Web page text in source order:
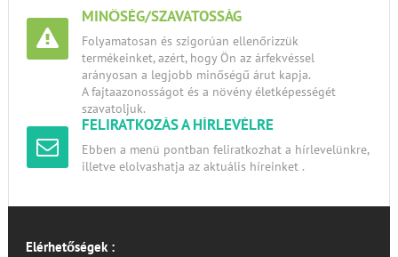
MINŐSÉG/SZAVATOSSÁG
Folyamatosan és szigorúan ellenőrizzük
termékeinket, azért, hogy Ön az árfekvéssel
arányosan a legjobb minőségű árut kapja.
A fajtaazonosságot és a növény életképességét
szavatoljuk.
FELIRATKOZÁS A HÍRLEVÉLRE
Ebben a menü pontban feliratkozhat a hírlevelünkre,
illetve elolvashatja az aktuális híreinket .
Elérhetőségek :